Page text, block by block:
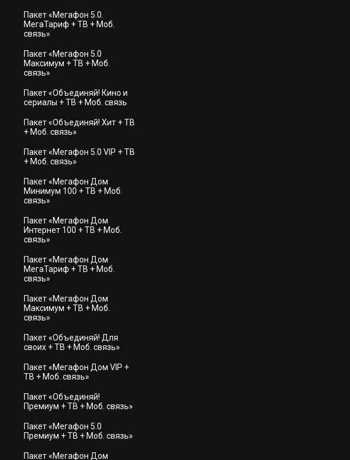
Пакет «Мегафон 5.0.
МегаТариф + ТВ + Моб.
связь»
Пакет «Мегафон 5.0
Максимум + ТВ + Моб.
связь»
Пакет «Объединяй! Кино и
сериалы + ТВ + Моб. связь
Пакет «Объединяй! Хит + ТВ
+ Моб. связь»
Пакет «Мегафон 5.0 VIP + ТВ
+ Моб. связь»
Пакет «Мегафон Дом
Минимум 100 + ТВ + Моб.
связь»
Пакет «Мегафон Дом
Интернет 100 + ТВ + Моб.
связь»
Пакет «Мегафон Дом
МегаТариф + ТВ + Моб.
связь»
Пакет «Мегафон Дом
Максимум + ТВ + Моб.
связь»
Пакет «Объединяй! Для
своих + ТВ + Моб. связь»
Пакет «Мегафон Дом VIP +
ТВ + Моб. связь»
Пакет «Объединяй!
Премиум + ТВ + Моб. связь»
Пакет «Мегафон 5.0
Премиум + ТВ + Моб. связь»
Пакет «Мегафон Дом